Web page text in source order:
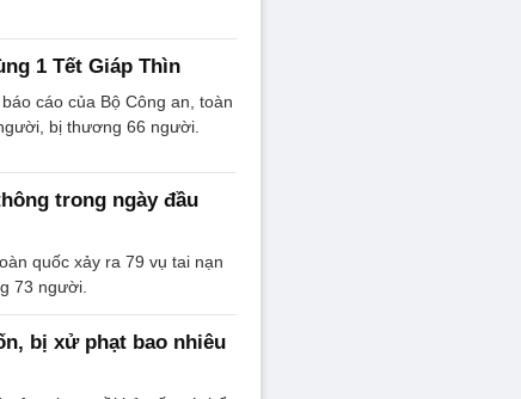
1 Tết Giáp Thìn
cáo của Bộ Công an, toàn
bị thương 66 người.
trong ngày đầu
quốc xảy ra 79 vụ tai nạn
73 người.
bị xử phạt bao nhiêu